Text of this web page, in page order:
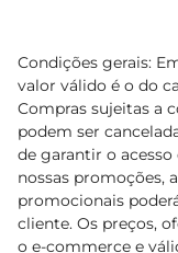
Condições gerais:
valor válido é o do
Compras sujeitas a
podem ser
de garantir o
nossas promoções,
promocionais
cliente. Os preços,
o e-commerce e